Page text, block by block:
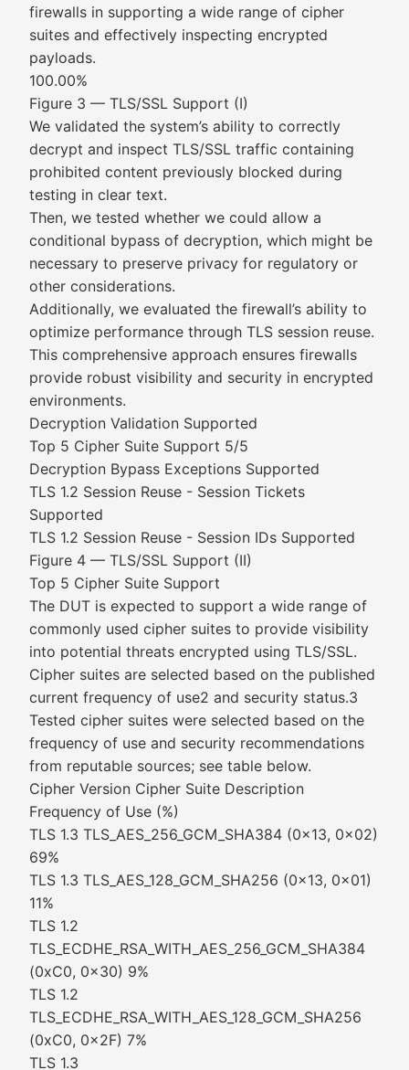
firewalls in supporting a wide range of cipher
suites and effectively inspecting encrypted
payloads.
100.00%
Figure 3 — TLS/SSL Support (I)
We validated the system’s ability to correctly
decrypt and inspect TLS/SSL traffic containing
prohibited content previously blocked during
testing in clear text.
Then, we tested whether we could allow a
conditional bypass of decryption, which might be
necessary to preserve privacy for regulatory or
other considerations.
Additionally, we evaluated the firewall’s ability to
optimize performance through TLS session reuse.
This comprehensive approach ensures firewalls
provide robust visibility and security in encrypted
environments.
Decryption Validation Supported
Top 5 Cipher Suite Support 5/5
Decryption Bypass Exceptions Supported
TLS 1.2 Session Reuse - Session Tickets
Supported
TLS 1.2 Session Reuse - Session IDs Supported
Figure 4 — TLS/SSL Support (II)
Top 5 Cipher Suite Support
The DUT is expected to support a wide range of
commonly used cipher suites to provide visibility
into potential threats encrypted using TLS/SSL.
Cipher suites are selected based on the published
current frequency of use2 and security status.3
Tested cipher suites were selected based on the
frequency of use and security recommendations
from reputable sources; see table below.
Cipher Version Cipher Suite Description
Frequency of Use (%)
TLS 1.3 TLS_AES_256_GCM_SHA384 (0x13, 0x02)
69%
TLS 1.3 TLS_AES_128_GCM_SHA256 (0x13, 0x01)
11%
TLS 1.2
TLS_ECDHE_RSA_WITH_AES_256_GCM_SHA384
(0xC0, 0x30) 9%
TLS 1.2
TLS_ECDHE_RSA_WITH_AES_128_GCM_SHA256
(0xC0, 0x2F) 7%
TLS 1.3